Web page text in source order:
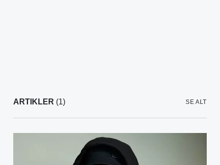
ARTIKLER (1) SE ALT